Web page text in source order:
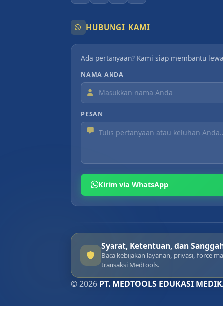
HUBUNGI KAMI
Ada pertanyaan? Kami siap membantu
NAMA ANDA
PESAN
Kirim via WhatsApp
Syarat, Ketentuan, dan
Baca kebijakan layanan, privasi, force
transaksi Medtools.
© 2026 PT. MEDTOOLS EDUKASI